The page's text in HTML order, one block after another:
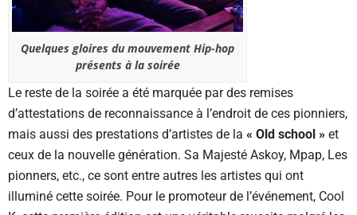
Quelques gloires du mouvement Hip-hop
présents à la soirée
Le reste de la soirée a été marquée par des remises
d’attestations de reconnaissance à l’endroit de ces pionniers,
mais aussi des prestations d’artistes de la « Old school » et
ceux de la nouvelle génération. Sa Majesté Askoy, Mpap, Les
pionners, etc., ce sont entre autres les artistes qui ont
illuminé cette soirée. Pour le promoteur de l’événement, Cool